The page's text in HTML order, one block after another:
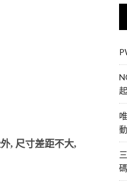
, 尺寸差距不大,